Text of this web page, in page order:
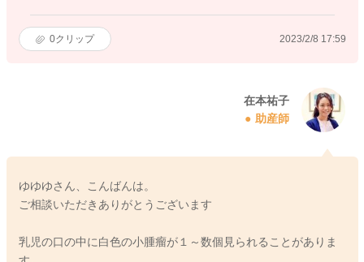
0クリップ 2023/2/8 17:59
在本祐子
助産師
ゆゆゆさん、こんばんは。
ご相談いただきありがとうございます
乳児の口の中に白色の小腫瘤が１～数個見られることがありま